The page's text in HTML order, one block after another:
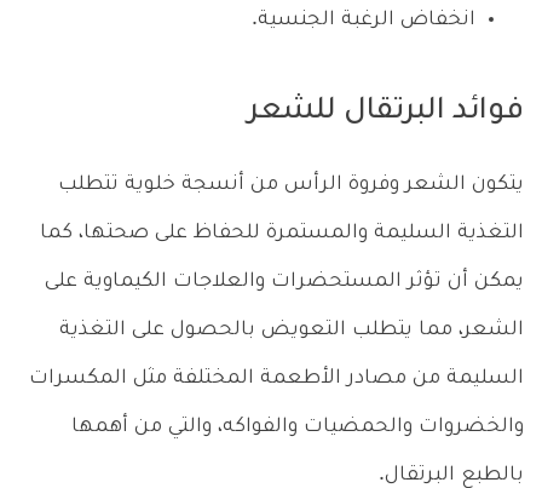
انخفاض الرغبة الجنسية.
فوائد البرتقال للشعر
يتكون الشعر وفروة الرأس من أنسجة خلوية تتطلب
التغذية السليمة والمستمرة للحفاظ على صحتها، كما
يمكن أن تؤثر المستحضرات والعلاجات الكيماوية على
الشعر، مما يتطلب التعويض بالحصول على التغذية
السليمة من مصادر الأطعمة المختلفة مثل المكسرات
والخضروات والحمضيات والفواكه، والتي من أهمها
بالطبع البرتقال.